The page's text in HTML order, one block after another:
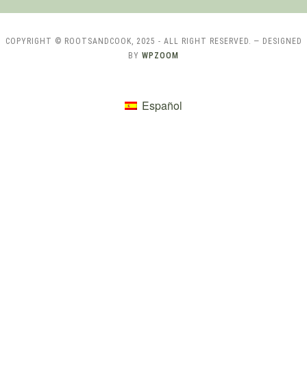
COPYRIGHT © ROOTSANDCOOK, 2025 - ALL RIGHT RESERVED. — DESIGNED
BY WPZOOM
Español